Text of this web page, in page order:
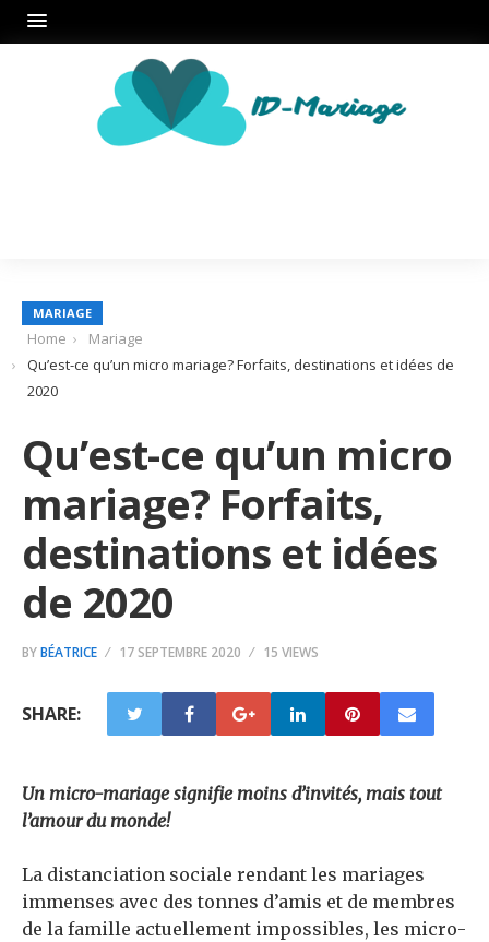
MARIAGE
Home
Mariage
Qu’est-ce qu’un micro mariage? Forfaits, destinations et idées de
2020
Qu’est-ce qu’un micro
mariage? Forfaits,
destinations et idées
de 2020
BYBÉATRICE 17 SEPTEMBRE 2020 15 VIEWS
SHARE:
Un micro-mariage signifie moins d’invités, mais tout
l’amour du monde!
La distanciation sociale rendant les mariages
immenses avec des tonnes d’amis et de membres
de la famille actuellement impossibles, les micro-